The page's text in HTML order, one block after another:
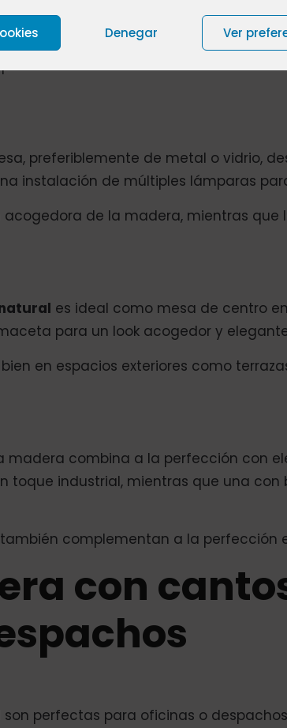
Denegar Ver
beige, gris o negro aportarán
relajado.
sillas de diferentes estilos o colores.
preferiblemente de metal o vidrio,
instalación de múltiples lámparas
de la madera, mientras
es ideal como mesa de centro
para un look acogedor y
en espacios exteriores como
madera combina a la perfección con
toque industrial, mientras que una
complementan a la
con
son perfectas para oficinas o